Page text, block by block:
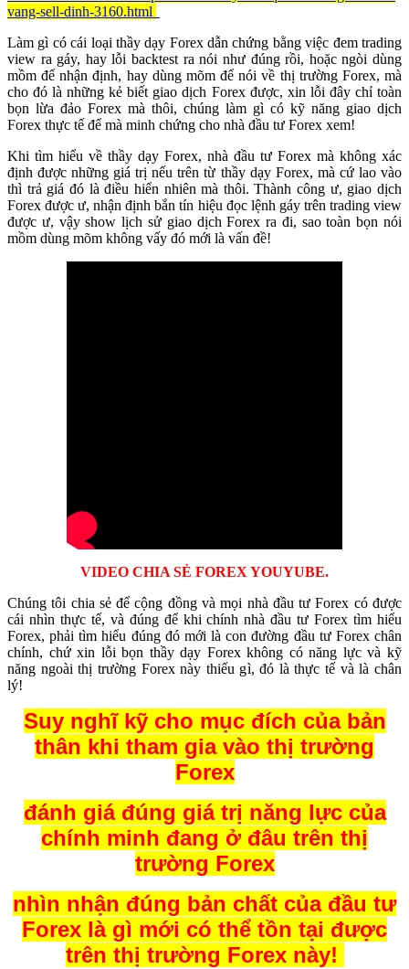
vang-sell-dinh-3160.html
Làm gì có cái loại thầy dạy Forex dẫn chứng bằng việc đem trading
view ra gáy, hay lỗi backtest ra nói như đúng rồi, hoặc ngòi dùng
mồm để nhận định, hay dùng mõm để nói về thị trường Forex, mà
cho đó là những kẻ biết giao dịch Forex được, xin lỗi đây chỉ toàn
bọn lừa đảo Forex mà thôi, chúng làm gì có kỹ năng giao dịch
Forex thực tế để mà minh chứng cho nhà đầu tư Forex xem!
Khi tìm hiểu về thầy dạy Forex, nhà đầu tư Forex mà không xác
định được những giá trị nếu trên từ thầy dạy Forex, mà cứ lao vào
thì trả giá đó là điều hiển nhiên mà thôi. Thành công ư, giao dịch
Forex được ư, nhận định bắn tín hiệu đọc lệnh gáy trên trading view
được ư, vậy show lịch sử giao dịch Forex ra đi, sao toàn bọn nói
mồm dùng mõm không vấy đó mới là vấn đề!
VIDEO CHIA SẺ FOREX YOUYUBE.
Chúng tôi chia sẻ để cộng đồng và mọi nhà đầu tư Forex có được
cái nhìn thực tế, và đúng để khi chính nhà đầu tư Forex tìm hiểu
Forex, phải tìm hiểu đúng đó mới là con đường đầu tư Forex chân
chính, chứ xin lỗi bọn thầy dạy Forex không có năng lực và kỹ
năng ngoài thị trường Forex này thiếu gì, đó là thực tế và là chân
lý!
Suy nghĩ kỹ cho mục đích của bản
thân khi tham gia vào thị trường
Forex
đánh giá đúng giá trị năng lực của
chính minh đang ở đâu trên thị
trường Forex
nhìn nhận đúng bản chất của đầu tư
Forex là gì mới có thể tồn tại được
trên thị trường Forex này!